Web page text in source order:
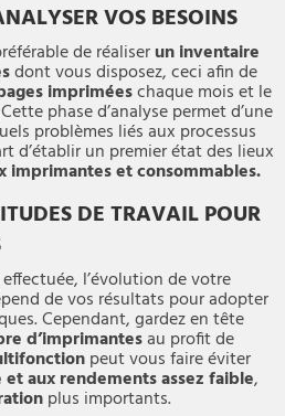
VOS BESOINS
de réaliserun inventaire
dont vous disposez, ceci afin de
impriméeschaque mois et le
phase d’analyse permet d’une
problèmes liés aux processus
d’établir un premier état des lieux
imprimantes et consommables.
DE TRAVAIL POUR
l’évolution de votre
de vos résultats pour adopter
Cependant, gardez en tête
d’imprimantesau profit de
peut vous faire éviter
et aux rendements assez faible,
plus importants.